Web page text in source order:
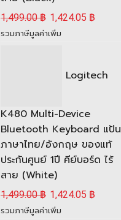
1,499.00฿ 1,424.05 ฿
รวมภาษีมูลค่าเพิ่ม
Logitech
K480 Multi-Device
Bluetooth Keyboard แป้น
ภาษาไทย/อังกฤษ ของแท้
ประกันศูนย์ 1ปี คีย์บอร์ด ไร้
สาย (White)
1,499.00฿ 1,424.05 ฿
รวมภาษีมูลค่าเพิ่ม